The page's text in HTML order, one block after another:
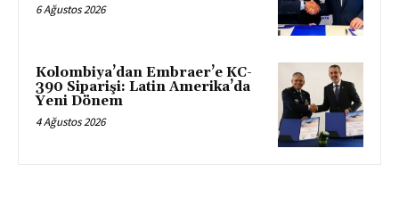
6 Ağustos 2026
Kolombiya’dan Embraer’e KC-
390 Siparişi: Latin Amerika’da
Yeni Dönem
4 Ağustos 2026